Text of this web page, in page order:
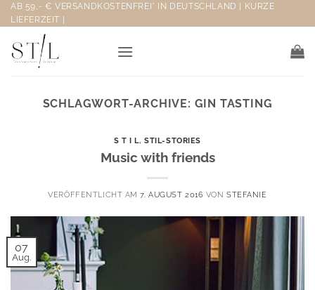
Zum
Inhalt
springen
AB 59,- € VERSANDKOSTENFREI* IN DEUTSCHLAND | KURZE
LIEFERZEIT |
SCHLAGWORT-ARCHIVE: GIN TASTING
S T I L,STIL-STORIES
Music with friends
VERÖFFENTLICHT AM7. AUGUST 2016 VONSTEFANIE
07
Aug.